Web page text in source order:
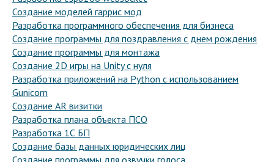
Создание моделей гаррис мод
Разработка программного обеспечения для бизнеса
Создание программы для поздравления с днем рождения
Создание программы для монтажа
Создание 2D игры на Unity с нуля
Разработка приложений на Python с использованием
Gunicorn
Создание AR визитки
Разработка плана объекта ПСО
Разработка 1С БП
Создание базы данных юридических лиц